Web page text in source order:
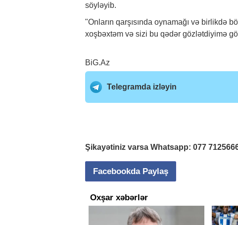
söyləyib.
"Onların qarşısında oynamağı və birlikdə
xoşbəxtəm və sizi bu qədər gözlətdiyimə
BiG.Az
Telegramda izləyin
Şikayətiniz varsa Whatsapp: 077
Facebookda Paylaş
Oxşar xəbərlər